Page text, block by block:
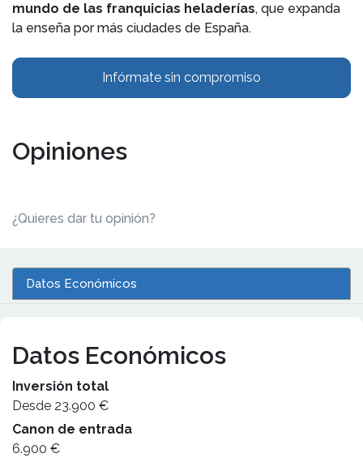
mundo de las franquicias heladerías, que expanda
la enseña por más ciudades de España.
Infórmate sin compromiso
Opiniones
¿Quieres dar tu opinión?
Datos Económicos
Datos Económicos
Inversión total
Desde 23.900 €
Canon de entrada
6.900 €